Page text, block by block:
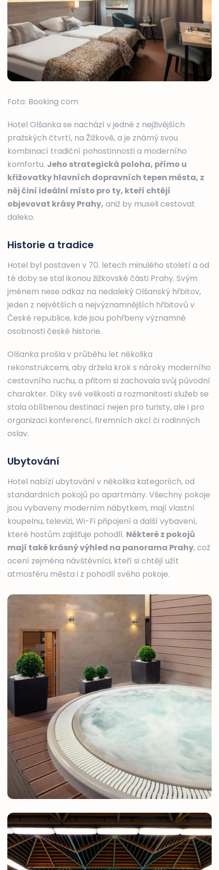
Foto: Booking com
Hotel Olšanka se nachází v jedné z nejživějších
pražských čtvrtí, na Žižkově, a je známý svou
kombinací tradiční pohostinnosti a moderního
komfortu. Jeho strategická poloha, přímo u
křižovatky hlavních dopravních tepen města, z
něj činí ideální místo pro ty, kteří chtějí
objevovat krásy Prahy, aniž by museli cestovat
daleko.
Historie a tradice
Hotel byl postaven v 70. letech minulého století a od
té doby se stal ikonou žižkovské části Prahy. Svým
jménem nese odkaz na nedaleký Olšanský hřbitov,
jeden z největších a nejvýznamnějších hřbitovů v
České republice, kde jsou pohřbeny významné
osobnosti české historie.
Olšanka prošla v průběhu let několika
rekonstrukcemi, aby držela krok s nároky moderního
cestovního ruchu, a přitom si zachovala svůj původní
charakter. Díky své velikosti a rozmanitosti služeb se
stala oblíbenou destinací nejen pro turisty, ale i pro
organizaci konferencí, firemních akcí či rodinných
oslav.
Ubytování
Hotel nabízí ubytování v několika kategoriích, od
standardních pokojů po apartmány. Všechny pokoje
jsou vybaveny moderním nábytkem, mají vlastní
koupelnu, televizi, Wi-Fi připojení a další vybavení,
které hostům zajišťuje pohodlí. Některé z pokojů
mají také krásný výhled na panorama Prahy, což
ocení zejména návštěvníci, kteří si chtějí užít
atmosféru města i z pohodlí svého pokoje.